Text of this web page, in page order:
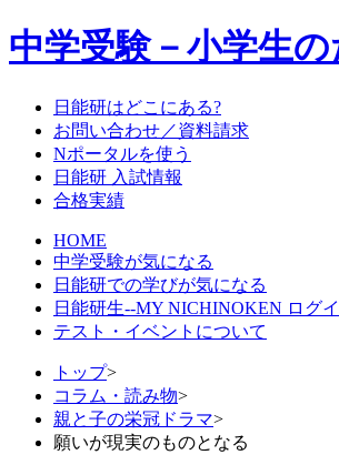
中学受験－小学生
日能研はどこにある?
お問い合わせ／資料請求
Nポータルを使う
日能研 入試情報
合格実績
HOME
中学受験が気になる
日能研での学びが気になる
日能研生--MY NICHINOKEN ログ
テスト・イベントについて
トップ>
コラム・読み物>
親と子の栄冠ドラマ>
願いが現実のものとなる